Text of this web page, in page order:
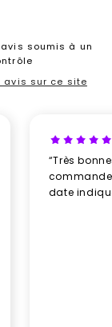
soumis à un
avis sur ce site
“Très
date